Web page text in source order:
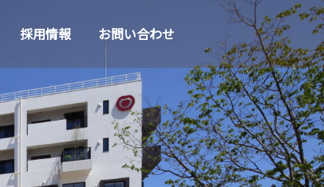
採用情報 お問い合わせ